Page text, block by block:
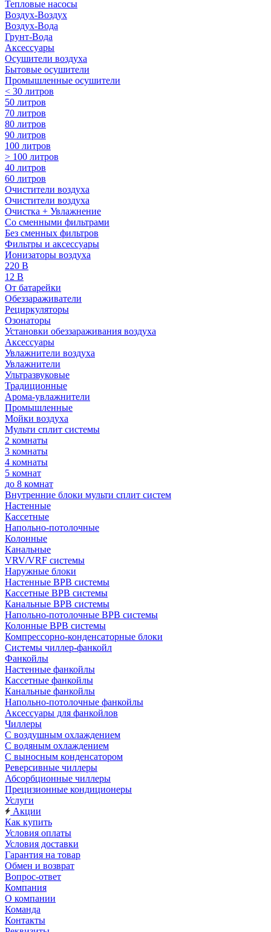
Тепловые насосы
Воздух-Воздух
Воздух-Вода
Грунт-Вода
Аксессуары
Осушители воздуха
Бытовые осушители
Промышленные осушители
< 30 литров
50 литров
70 литров
80 литров
90 литров
100 литров
> 100 литров
40 литров
60 литров
Очистители воздуха
Очистители воздуха
Очистка + Увлажнение
Cо сменными фильтрами
Без сменных фильтров
Фильтры и аксессуары
Ионизаторы воздуха
220 В
12 В
От батарейки
Обеззараживатели
Рециркуляторы
Озонаторы
Установки обеззараживания воздуха
Аксессуары
Увлажнители воздуха
Увлажнители
Ультразвуковые
Традиционные
Арома-увлажнители
Промышленные
Мойки воздуха
Мульти сплит системы
2 комнаты
3 комнаты
4 комнаты
5 комнат
до 8 комнат
Внутренние блоки мульти сплит систем
Настенные
Кассетные
Напольно-потолочные
Колонные
Канальные
VRV/VRF системы
Наружные блоки
Настенные ВРВ системы
Кассетные ВРВ системы
Канальные ВРВ системы
Напольно-потолочные ВРВ системы
Колонные ВРВ системы
Компрессорно-конденсаторные блоки
Системы чиллер-фанкойл
Фанкойлы
Настенные фанкойлы
Кассетные фанкойлы
Канальные фанкойлы
Напольно-потолочные фанкойлы
Аксессуары для фанкойлов
Чиллеры
С воздушным охлаждением
С водяным охлаждением
С выносным конденсатором
Реверсивные чиллеры
Абсорбционные чиллеры
Прецизионные кондиционеры
Услуги
Акции
Как купить
Условия оплаты
Условия доставки
Гарантия на товар
Обмен и возврат
Вопрос-ответ
Компания
О компании
Команда
Контакты